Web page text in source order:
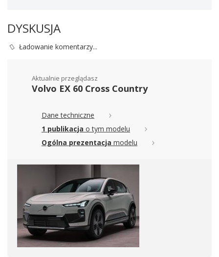
DYSKUSJA
Ładowanie komentarzy...
Aktualnie przeglądasz
Volvo EX 60 Cross Country
Dane techniczne
1 publikacja o tym modelu
Ogólna prezentacja modelu